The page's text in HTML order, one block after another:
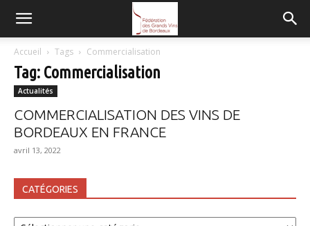
FGVB
Accueil Tags Commercialisation
Tag: Commercialisation
Actualités
COMMERCIALISATION DES VINS DE
BORDEAUX EN FRANCE
avril 13, 2022
CATÉGORIES
Catégories